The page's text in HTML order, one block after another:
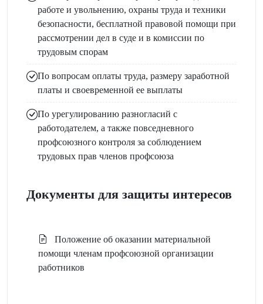
работе и увольнению, охраны труда и техники
безопасности, бесплатной правовой помощи при
рассмотрении дел в суде и в комиссии по
трудовым спорам
По вопросам оплаты труда, размеру заработной
платы и своевременной ее выплаты
По урегулированию разногласий с
работодателем, а также повседневного
профсоюзного контроля за соблюдением
трудовых прав членов профсоюза
Документы для защиты интересов
Положение об оказании материальной
помощи членам профсоюзной организации
работников